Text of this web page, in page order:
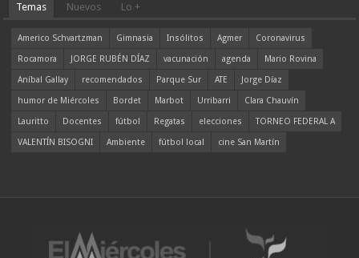
Temas Nuevos Lo +
Americo Schvartzman Gimnasia Insólitos Agmer
Coronavirus
Rocamora
JORGE RUBÉN DÍAZ vacunación agenda
Mario Rovina
Aníbal Gallay
recomendados Parque Sur ATE
Jorge Díaz
humor de Miércoles
Bordet Marbot Urribarri
Clara Chauvín
Lauritto
Docentes fútbol Regatas elecciones
TORNEO FEDERAL A
VALENTÍN BISOGNI
Ambiente fútbol local cine San Martín